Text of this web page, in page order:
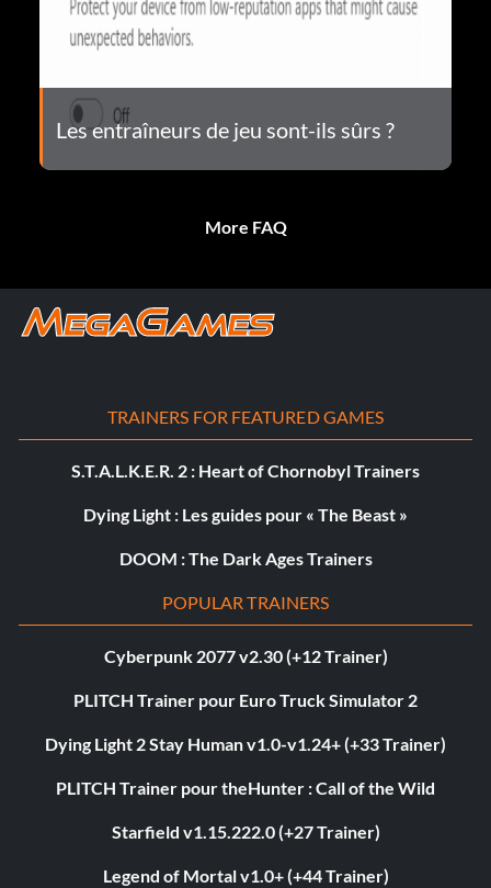
Les entraîneurs de jeu sont-ils sûrs ?
More FAQ
TRAINERS FOR FEATURED GAMES
S.T.A.L.K.E.R. 2 : Heart of Chornobyl Trainers
Dying Light : Les guides pour « The Beast »
DOOM : The Dark Ages Trainers
POPULAR TRAINERS
Cyberpunk 2077 v2.30 (+12 Trainer)
PLITCH Trainer pour Euro Truck Simulator 2
Dying Light 2 Stay Human v1.0-v1.24+ (+33 Trainer)
PLITCH Trainer pour theHunter : Call of the Wild
Starfield v1.15.222.0 (+27 Trainer)
Legend of Mortal v1.0+ (+44 Trainer)